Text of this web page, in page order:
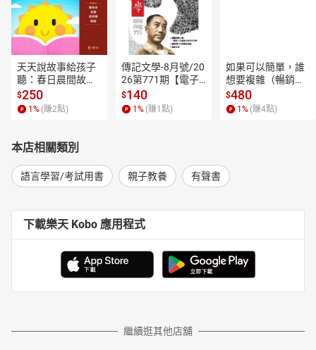
天天說故事給孩子
聽：春日晨間故事
【有聲書】
$250
1 % (賺2點)
傳記文學-8月號/20
26第771期【電子
書】
$140
1 % (賺1 點)
如果可以簡單，誰
想要複雜（暢銷經
典新編版）【電子
書】
$480
1 % (賺4點)
本店相關類別
語言學習/考試用書 親子教養 有聲書
下載樂天 Kobo 應用程式
繼續逛其他店舖